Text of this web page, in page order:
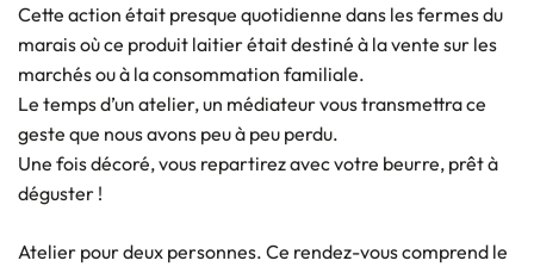
Cette action était presque quotidienne dans les fermes du
marais où ce produit laitier était destiné à la vente sur les
marchés ou à la consommation familiale.
Le temps d’un atelier, un médiateur vous transmettra ce
geste que nous avons peu à peu perdu.
Une fois décoré, vous repartirez avec votre beurre, prêt à
déguster !
Atelier pour deux personnes. Ce rendez-vous comprend le